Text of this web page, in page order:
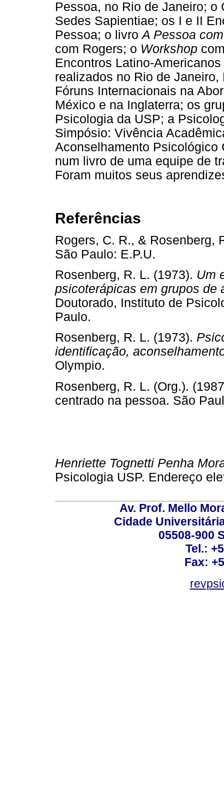
Pessoa, no Rio de Janeiro; o
Sedes Sapientiae; os I e II
Pessoa; o livroA Pessoa
com Rogers; o Workshop
Encontros Latino-
realizados no Rio de
Fóruns Internacionais na
México e na Inglaterra; os
Psicologia da USP; a
Simpósio: Vivência
Aconselhamento Psicológico
num livro de uma equipe de
Foram muitos seus
Referências
Rogers, C. R., & Rosenberg,
São Paulo: E.P.U.
Rosenberg, R. L. (1973). Um
psicoterápicas em grupos de
Doutorado, Instituto de
Paulo.
Rosenberg, R. L. (1973).
identificação,
Olympio.
Rosenberg, R. L. (Org.).
centrado na pessoa. São
Henriette Tognetti Penha
Psicologia USP. Endereço
Av. Prof. Mello
Cidade
05508-900
Tel.:
Fax: